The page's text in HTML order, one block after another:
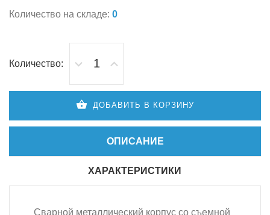
Количество на складе: 0
Количество:
ДОБАВИТЬ В КОРЗИНУ
ОПИСАНИЕ
ХАРАКТЕРИСТИКИ
Сварной металлический корпус со съемной